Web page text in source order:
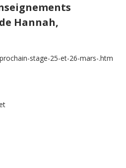
Hannah,
stage-25-et-26-mars-.htm